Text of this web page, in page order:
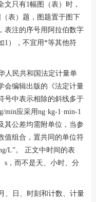
只有1幅图（表）时，
表）题，图题置于图下
表注的序号用阿拉伯数字
1），不宜用*等其他符
人民共和国法定计量单
会编辑出版的《法定计量
号中表示相除的斜线多于
应采用ng·kg-1·min-1
其公差均需附单位，当参
值组合，置共同的单位符
L”。 正文中时间的表
s，而不是天、小时、分
、日、时刻和计数、计量